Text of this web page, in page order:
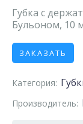
Губка с
Бульоном, 10
ЗАКАЗАТЬ
Категория:
Производитель: